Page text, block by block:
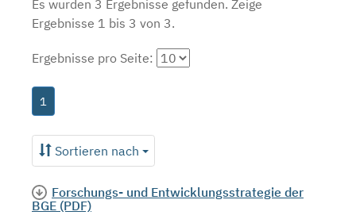
Es wurden 3 Ergebnisse gefunden. Zeige
Ergebnisse 1 bis 3 von 3.
Ergebnisse pro Seite:
1
Sortieren nach
Forschungs- und Entwicklungsstrategie der
BGE (PDF)